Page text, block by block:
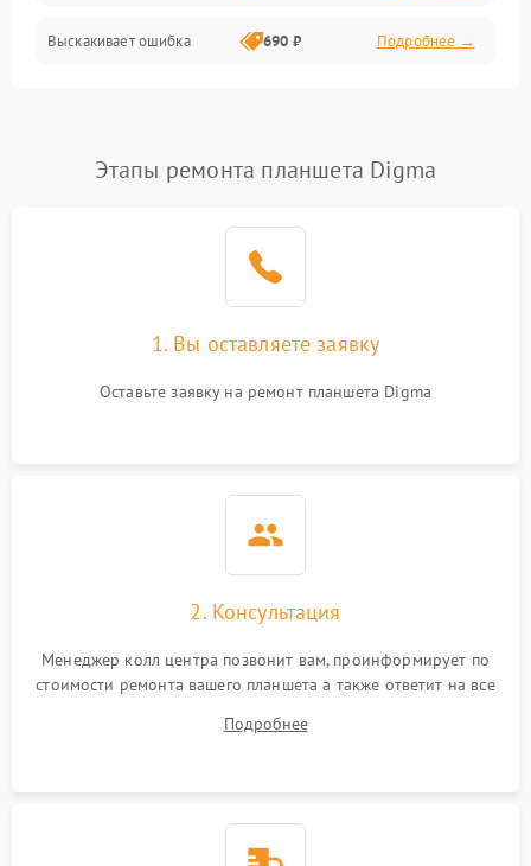
Перегрев и нестабильная работа
Сеть и интернет
Память и данные
Режим работы
Питание и аккумулятор
Выскакивает ошибка 690 ₽ Подробнее →
Этапы ремонта планшета Digma
1. Вы оставляете заявку
Оставьте заявку на ремонт планшета Digma
2. Консультация
Менеджер колл центра позвонит вам, проинформирует по
стоимости ремонта вашего планшета а также ответит на все
Подробнее